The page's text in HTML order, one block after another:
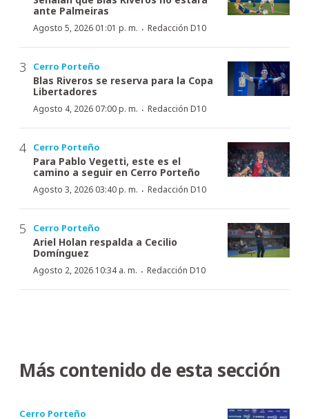
ante Palmeiras
Agosto 5, 2026 01:01 p. m. · Redacción D10
Cerro Porteño
Blas Riveros se reserva para la Copa
Libertadores
Agosto 4, 2026 07:00 p. m. · Redacción D10
Cerro Porteño
Para Pablo Vegetti, este es el
camino a seguir en Cerro Porteño
Agosto 3, 2026 03:40 p. m. · Redacción D10
Cerro Porteño
Ariel Holan respalda a Cecilio
Domínguez
Agosto 2, 2026 10:34 a. m. · Redacción D10
Más contenido de esta sección
Cerro Porteño